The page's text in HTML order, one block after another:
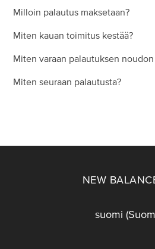
Milloin palautus maksetaan?
Miten kauan toimitus kestää?
Miten varaan palautuksen noudon
Miten seuraan palautusta?
NEW
suomi